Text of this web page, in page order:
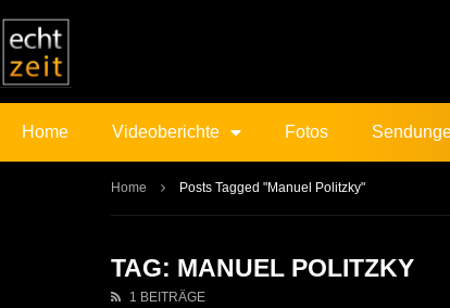
Home Videoberichte Fotos
Home Posts Tagged "Manuel Politzky"
TAG: MANUEL POLITZKY
1 BEITRÄGE